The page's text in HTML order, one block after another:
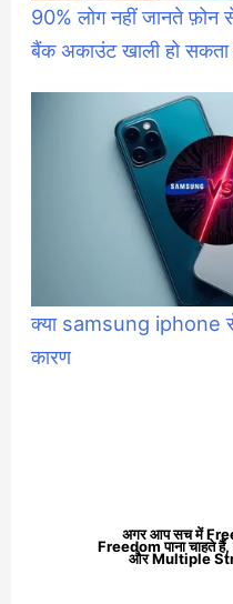
90% लोग नहीं जानते फ़ोन
बैंक अकाउंट खाली हो सकता
क्या samsung iphone
कारण
अगर आप सच में
Freedomपाना चाहते
और Multiple